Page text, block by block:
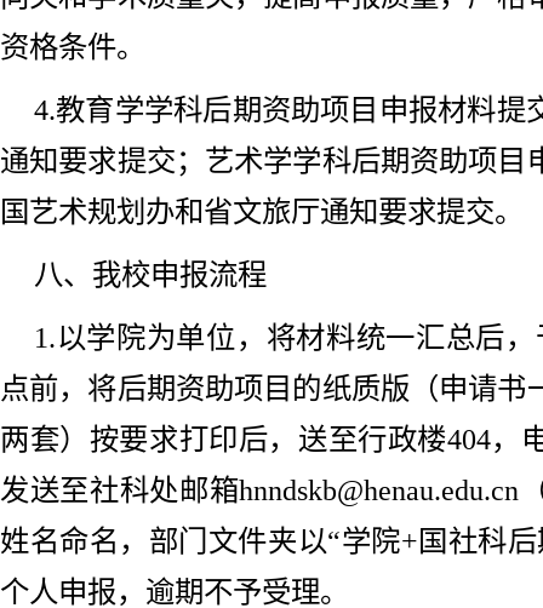
资格条件。
4.教育学学科后期资助项目申报材料提
通知要求提交；艺术学学科后期资助项目
国艺术规划办和省文旅厅通知要求提交。
八、我校申报流程
1.以学院为单位，将材料统一汇总后，
点前，将后期资助项目的纸质版（申请书
两套）按要求打印后，送至行政楼404，
发送至社科处邮箱
姓名命名，部门文件夹以“学院+国社科
个人申报，逾期不予受理。